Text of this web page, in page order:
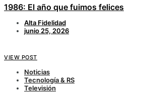
1986: El año que fuimos felices
Alta Fidelidad
junio 25, 2026
VIEW POST
Noticias
Tecnología & RS
Televisión